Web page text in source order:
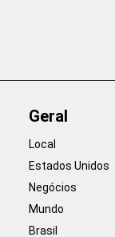
Geral
Local
Estados Unidos
Negócios
Mundo
Brasil